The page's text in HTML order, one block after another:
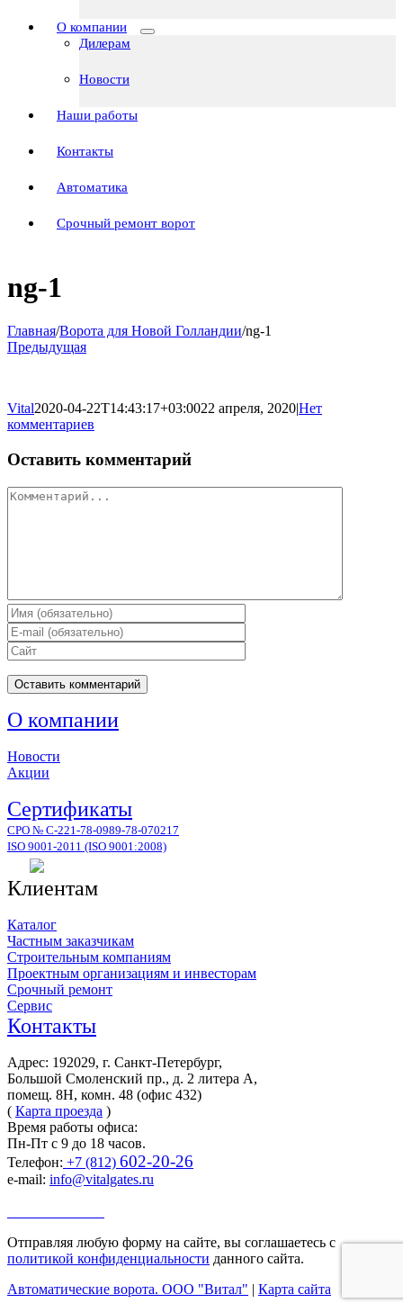
О компании
Дилерам
Новости
Наши работы
Контакты
Автоматика
Срочный ремонт ворот
ng-1
Главная/Ворота для Новой Голландии/ng-1
Предыдущая
Vital2020-04-22T14:43:17+03:0022 апреля, 2020|Нет
комментариев
Оставить комментарий
Комментарий
О компании
Новости
Акции
Сертификаты
СРО № С-221-78-0989-78-070217
ISO 9001-2011 (ISO 9001:2008)
Клиентам
Каталог
Частным заказчикам
Строительным компаниям
Проектным организациям и инвесторам
Срочный ремонт
Сервис
Контакты
Адрес: 192029, г. Санкт-Петербург,
Большой Смоленский пр., д. 2 литера А,
помещ. 8Н, комн. 48 (офис 432)
( Карта проезда )
Время работы офиса:
Пн-Пт с 9 до 18 часов.
Телефон: +7 (812) 602-20-26
e-mail: info@vitalgates.ru
Отправляя любую форму на сайте, вы соглашаетесь с
политикой конфиденциальности данного сайта.
Автоматические ворота. ООО "Витал" | Карта сайта